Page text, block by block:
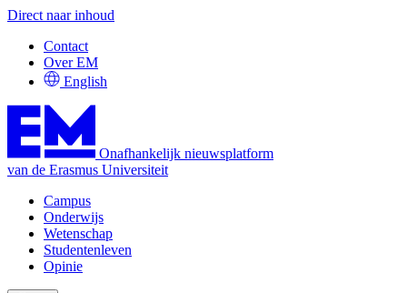
Direct naar inhoud
Contact
Over EM
English
Onafhankelijk nieuwsplatform
van de Erasmus Universiteit
Campus
Onderwijs
Wetenschap
Studentenleven
Opinie